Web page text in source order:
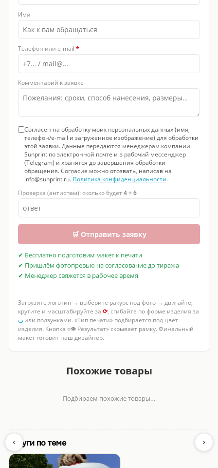
Имя
Телефон или e-mail *
Комментарий к заявке
Согласен на обработку моих персональных данных (имя,
телефон/e-mail и загруженное изображение) для обработки
этой заявки. Данные передаются менеджерам компании
Sunprint по электронной почте и в рабочий мессенджер
(Telegram) и хранятся до завершения обработки
обращения. Согласие можно отозвать, написав на
info@sunprint.ru. Политика конфиденциальности.
Проверка (антиспам): сколько будет4 + 6
🛒 Отправить заявку
✔ Бесплатно подготовим макет к печати
✔ Пришлём фотопревью на согласование до тиража
✔ Менеджер свяжется в рабочее время
Загрузите логотип → выберите ракурс под фото → двигайте,
крутите и масштабируйте за ⟳, сгибайте по форме изделия за
◡или ползунками. «Тип печати» подбирается под цвет
изделия. Кнопка «👁 Результат» скрывает рамку. Финальный
макет готовит наш дизайнер.
Похожие товары
‹
Подбираем похожие товары…
›
Услуги по теме